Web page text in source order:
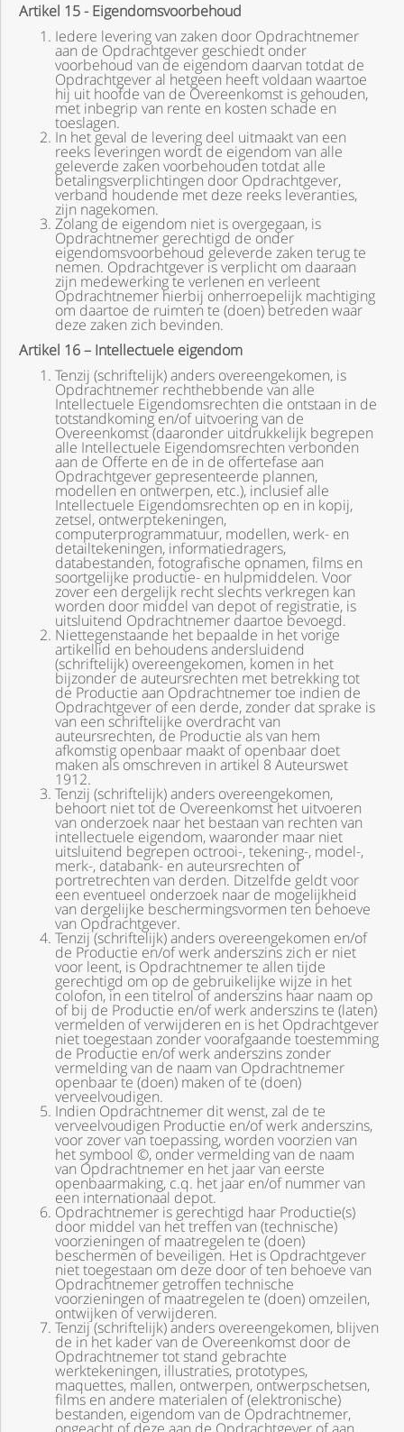
Artikel 15 - Eigendomsvoorbehoud
Iedere levering van zaken door Opdrachtnemer
aan de Opdrachtgever geschiedt onder
voorbehoud van de eigendom daarvan totdat de
Opdrachtgever al hetgeen heeft voldaan waartoe
hij uit hoofde van de Overeenkomst is gehouden,
met inbegrip van rente en kosten schade en
toeslagen.
In het geval de levering deel uitmaakt van een
reeks leveringen wordt de eigendom van alle
geleverde zaken voorbehouden totdat alle
betalingsverplichtingen door Opdrachtgever,
verband houdende met deze reeks leveranties,
zijn nagekomen.
Zolang de eigendom niet is overgegaan, is
Opdrachtnemer gerechtigd de onder
eigendomsvoorbehoud geleverde zaken terug te
nemen. Opdrachtgever is verplicht om daaraan
zijn medewerking te verlenen en verleent
Opdrachtnemer hierbij onherroepelijk machtiging
om daartoe de ruimten te (doen) betreden waar
deze zaken zich bevinden.
Artikel 16 – Intellectuele eigendom
Tenzij (schriftelijk) anders overeengekomen, is
Opdrachtnemer rechthebbende van alle
Intellectuele Eigendomsrechten die ontstaan in de
totstandkoming en/of uitvoering van de
Overeenkomst (daaronder uitdrukkelijk begrepen
alle Intellectuele Eigendomsrechten verbonden
aan de Offerte en de in de offertefase aan
Opdrachtgever gepresenteerde plannen,
modellen en ontwerpen, etc.), inclusief alle
Intellectuele Eigendomsrechten op en in kopij,
zetsel, ontwerptekeningen,
computerprogrammatuur, modellen, werk- en
detailtekeningen, informatiedragers,
databestanden, fotografische opnamen, films en
soortgelijke productie- en hulpmiddelen. Voor
zover een dergelijk recht slechts verkregen kan
worden door middel van depot of registratie, is
uitsluitend Opdrachtnemer daartoe bevoegd.
Niettegenstaande het bepaalde in het vorige
artikellid en behoudens andersluidend
(schriftelijk) overeengekomen, komen in het
bijzonder de auteursrechten met betrekking tot
de Productie aan Opdrachtnemer toe indien de
Opdrachtgever of een derde, zonder dat sprake is
van een schriftelijke overdracht van
auteursrechten, de Productie als van hem
afkomstig openbaar maakt of openbaar doet
maken als omschreven in artikel 8 Auteurswet
1912.
Tenzij (schriftelijk) anders overeengekomen,
behoort niet tot de Overeenkomst het uitvoeren
van onderzoek naar het bestaan van rechten van
intellectuele eigendom, waaronder maar niet
uitsluitend begrepen octrooi-, tekening-, model-,
merk-, databank- en auteursrechten of
portretrechten van derden. Ditzelfde geldt voor
een eventueel onderzoek naar de mogelijkheid
van dergelijke beschermingsvormen ten behoeve
van Opdrachtgever.
Tenzij (schriftelijk) anders overeengekomen en/of
de Productie en/of werk anderszins zich er niet
voor leent, is Opdrachtnemer te allen tijde
gerechtigd om op de gebruikelijke wijze in het
colofon, in een titelrol of anderszins haar naam op
of bij de Productie en/of werk anderszins te (laten)
vermelden of verwijderen en is het Opdrachtgever
niet toegestaan zonder voorafgaande toestemming
de Productie en/of werk anderszins zonder
vermelding van de naam van Opdrachtnemer
openbaar te (doen) maken of te (doen)
verveelvoudigen.
Indien Opdrachtnemer dit wenst, zal de te
verveelvoudigen Productie en/of werk anderszins,
voor zover van toepassing, worden voorzien van
het symbool ©, onder vermelding van de naam
van Opdrachtnemer en het jaar van eerste
openbaarmaking, c.q. het jaar en/of nummer van
een internationaal depot.
Opdrachtnemer is gerechtigd haar Productie(s)
door middel van het treffen van (technische)
voorzieningen of maatregelen te (doen)
beschermen of beveiligen. Het is Opdrachtgever
niet toegestaan om deze door of ten behoeve van
Opdrachtnemer getroffen technische
voorzieningen of maatregelen te (doen) omzeilen,
ontwijken of verwijderen.
Tenzij (schriftelijk) anders overeengekomen, blijven
de in het kader van de Overeenkomst door de
Opdrachtnemer tot stand gebrachte
werktekeningen, illustraties, prototypes,
maquettes, mallen, ontwerpen, ontwerpschetsen,
films en andere materialen of (elektronische)
bestanden, eigendom van de Opdrachtnemer,